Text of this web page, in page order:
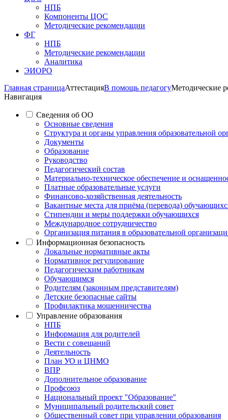
НПБ
Компоненты ЦОС
Методические рекомендации
ФГ
НПБ
Методические рекомендации
Аналитика
ЭИОРО
Главная страницаАттестацияВ помощь педагогуМетодические
Навигация
Сведения об ОО
Основные сведения
Структура и органы управления образовательной
Документы
Образование
Руководство
Педагогический состав
Материально-техническое обеспечение и
Платные образовательные услуги
Финансово-хозяйственная деятельность
Вакантные места для приёма (перевода)
Стипендии и меры поддержки обучающихся
Международное сотрудничество
Организация питания в образовательной
Информационная безопасность
Локальные нормативные акты
Нормативное регулирование
Педагогическим работникам
Обучающимся
Родителям (законным представителям)
Детские безопасные сайты
Профилактика мошенничества
Управление образования
НПБ
Информация для родителей
Вести с совещаний
Деятельность
План УО и ЦНМО
ВПР
Дополнительное образование
Профсоюз
Национальный проект "Образование"
Муниципальный родительский совет
Общественный совет при управлении образования